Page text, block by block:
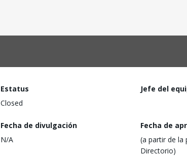
Estatus
Closed
Jefe del
Fecha de divulgación
N/A
Fecha de
(a partir de la
Directorio)